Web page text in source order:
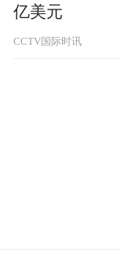
亿美元
CCTV国际时讯